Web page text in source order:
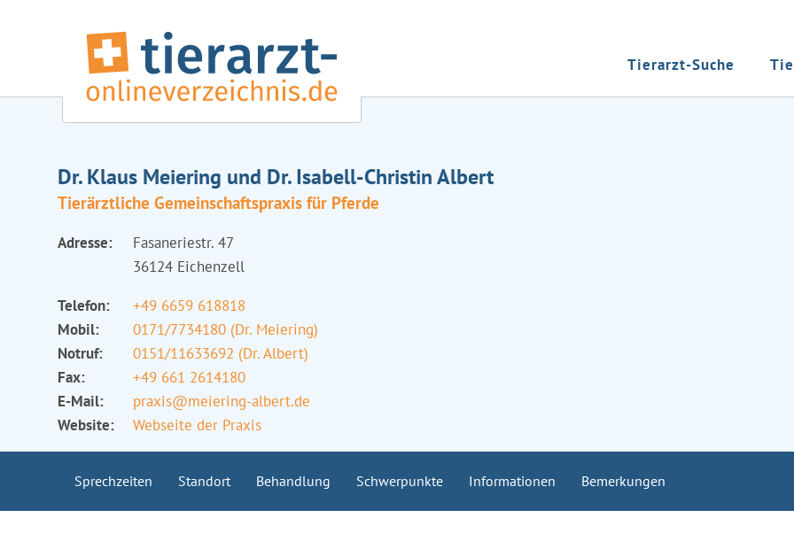
Tierarzt-Suche
Dr. Klaus Meiering und Dr. Isabell-Christin Albert
Tierärztliche Gemeinschaftspraxis für Pferde
Adresse:
Fasaneriestr. 47
36124 Eichenzell
Telefon:
+49 6659 618818
Mobil:
0171/7734180 (Dr. Meiering)
Notruf:
0151/11633692 (Dr. Albert)
Fax:
+49 661 2614180
E-Mail:
praxis@meiering-albert.de
Website:
Webseite der Praxis
Sprechzeiten Standort Behandlung Schwerpunkte Informationen Bemerkungen